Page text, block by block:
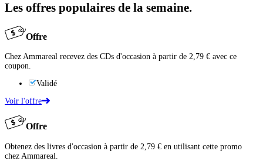
Les offres populaires de la semaine.
Offre
Chez Ammareal recevez des CDs d'occasion à partir de 2,79 € avec ce
coupon.
Validé
Voir l'offre
Offre
Obtenez des livres d'occasion à partir de 2,79 € en utilisant cette promo
chez Ammareal.